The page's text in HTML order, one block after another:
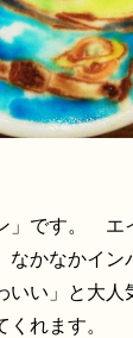
」です。 エ
なかなかイン
いい」と大人
れます。